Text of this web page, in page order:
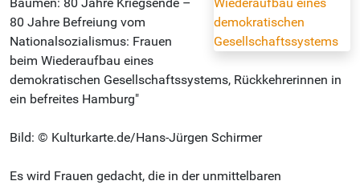
80 Jahre Befreiung vom
Nationalsozialismus: Frauen
beim Wiederaufbau eines
demokratischen Gesellschaftssystems, Rückkehrerinnen in
ein befreites Hamburg"
Bild: © Kulturkarte.de/Hans-Jürgen Schirmer
Es wird Frauen gedacht, die in der unmittelbaren